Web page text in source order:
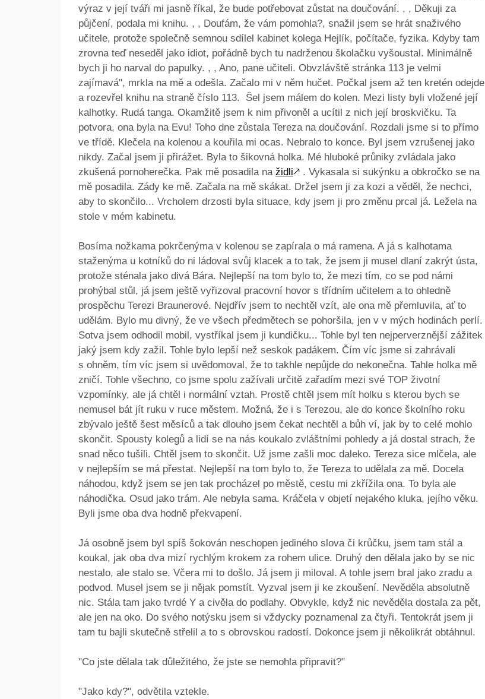
výraz v její tváři mi jasně říkal, že bude potřebovat zůstat na doučování. , , Děkuji za
půjčení, podala mi knihu. , , Doufám, že vám pomohla?, snažil jsem se hrát snaživého
učitele, protože společně semnou sdílel kabinet kolega Hejlík, počítače, fyzika. Kdyby tam
zrovna teď neseděl jako idiot, pořádně bych tu nadrženou školačku vyšoustal. Minimálně
bych ji ho narval do papulky. , , Ano, pane učiteli. Obvzlávště stránka 113 je velmi
zajímavá", mrkla na mě a odešla. Začalo mi v něm hučet. Počkal jsem až ten kretén odejde
a rozevřel knihu na straně číslo 113. Šel jsem málem do kolen. Mezi listy byli vložené její
kalhotky. Rudá tanga. Okamžitě jsem k nim přivoněl a ucítil z nich její broskvičku. Ta
potvora, ona byla na Evu! Toho dne zůstala Tereza na doučování. Rozdali jsme si to přímo
ve třídě. Klečela na kolenou a kouřila mi ocas. Nebralo to konce. Byl jsem vzrušenej jako
nikdy. Začal jsem ji přirážet. Byla to šikovná holka. Mé hluboké průniky zvládala jako
zkušená pornoherečka. Pak mě posadila na židli🡕 . Vykasala si sukýnku a obkročko se na
mě posadila. Zády ke mě. Začala na mě skákat. Držel jsem ji za kozi a věděl, že nechci,
aby to skončilo... Vrcholem drzosti byla situace, kdy jsem ji pro změnu prcal já. Ležela na
stole v mém kabinetu.
Bosíma nožkama pokrčenýma v kolenou se zapírala o má ramena. A já s kalhotama
staženýma u kotníků do ni ládoval svůj klacek a to tak, že jsem ji musel dlaní zakrýt ústa,
protože sténala jako divá Bára. Nejlepší na tom bylo to, že mezi tím, co se pod námi
prohýbal stůl, já jsem ještě vyřizoval pracovní hovor s třídním učitelem a to ohledně
prospěchu Terezi Braunerové. Nejdřív jsem to nechtěl vzít, ale ona mě přemluvila, ať to
udělám. Bylo mu divný, že ve všech předmětech se pohoršila, jen v v mých hodinách perlí.
Sotva jsem odhodil mobil, vystříkal jsem ji kundičku... Tohle byl ten nejperverznější zážitek
jaký jsem kdy zažil. Tohle bylo lepší než seskok padákem. Čím víc jsme si zahrávali
s ohněm, tím víc jsem si uvědomoval, že to takhle nepůjde do nekonečna. Tahle holka mě
zničí. Tohle všechno, co jsme spolu zažívali určitě zařadím mezi své TOP životní
vzpomínky, ale já chtěl i normální vztah. Prostě chtěl jsem mít holku s kterou bych se
nemusel bát jít ruku v ruce městem. Možná, že i s Terezou, ale do konce školního roku
zbývalo ještě šest měsíců a tak dlouho jsem čekat nechtěl a bůh ví, jak by to celé mohlo
skončit. Spousty kolegů a lidí se na nás koukalo zvláštními pohledy a já dostal strach, že
snad něco tušili. Chtěl jsem to skončit. Už jsme zašli moc daleko. Tereza sice mlčela, ale
v nejlepším se má přestat. Nejlepší na tom bylo to, že Tereza to udělala za mě. Docela
náhodou, když jsem se jen tak procházel po městě, cestu mi zkřížila ona. To byla ale
náhodička. Osud jako trám. Ale nebyla sama. Kráčela v objetí nejakého kluka, jejího věku.
Byli jsme oba dva hodně překvapení.
Já osobně jsem byl spíš šokován neschopen jediného slova či krůčku, jsem tam stál a
koukal, jak oba dva mizí rychlým krokem za rohem ulice. Druhý den dělala jako by se nic
nestalo, ale stalo se. Včera mi to došlo. Já jsem ji miloval. A tohle jsem bral jako zradu a
podvod. Musel jsem se ji nějak pomstít. Vyzval jsem ji ke zkoušení. Nevěděla absolutně
nic. Stála tam jako tvrdé Y a civěla do podlahy. Obvykle, když nic nevěděla dostala za pět,
ale jen na oko. Do svého notýsku jsem si vždycky poznamenal za čtyři. Tentokrát jsem ji
tam tu bajli skutečně střelil a to s obrovskou radostí. Dokonce jsem ji několikrát obtáhnul.
"Co jste dělala tak důležitého, že jste se nemohla připravit?"
"Jako kdy?", odvětila vztekle.